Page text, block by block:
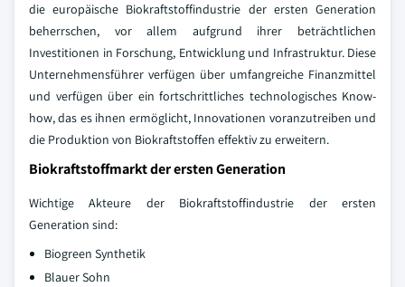
die europäische Biokraftstoffindustrie der ersten Generation
beherrschen, vor allem aufgrund ihrer beträchtlichen
Investitionen in Forschung, Entwicklung und Infrastruktur. Diese
Unternehmensführer verfügen über umfangreiche Finanzmittel
und verfügen über ein fortschrittliches technologisches Know-
how, das es ihnen ermöglicht, Innovationen voranzutreiben und
die Produktion von Biokraftstoffen effektiv zu erweitern.
Biokraftstoffmarkt der ersten Generation
Wichtige Akteure der Biokraftstoffindustrie der ersten
Generation sind:
Biogreen Synthetik
Blauer Sohn